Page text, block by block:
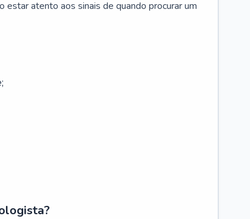
estar atento aos sinais de quando procurar um